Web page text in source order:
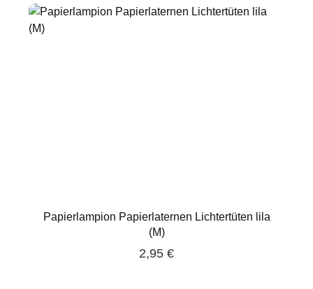
Papierlampion Papierlaternen Lichtertüten lila
(M)
2,95 €